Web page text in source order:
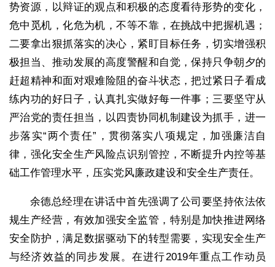
势资源，以辩证的观点和积极的态度看待形势的变化，
危中觅机，化危为机，不等不靠，在挑战中把握机遇；
二要拿出狠抓落实的决心，紧盯目标任务，切实增强积
极担当、推动发展的高度警醒和自觉，保持只争朝夕的
赶超精神和面对艰难险阻的奋斗状态，把过紧日子看成
练内功的好日子，认真扎实做好每一件事；三要坚守从
严治党的责任担当，以四责协同机制建设为抓手，进一
步落实“两个责任”，贯彻落实八项规定，加强廉洁自
律，强化安全生产风险点识别管控，不断提升内控等基
础工作管理水平，压实党风廉政建设和安全生产责任。
余德总经理在讲话中首先强调了公司要坚持依法依
规生产经营，有效加强安全监管，特别是加快推进网络
安全防护，满足数据驱动下的转型需要，实现安全生产
与经济效益的同步发展。在进行2019年重点工作动员